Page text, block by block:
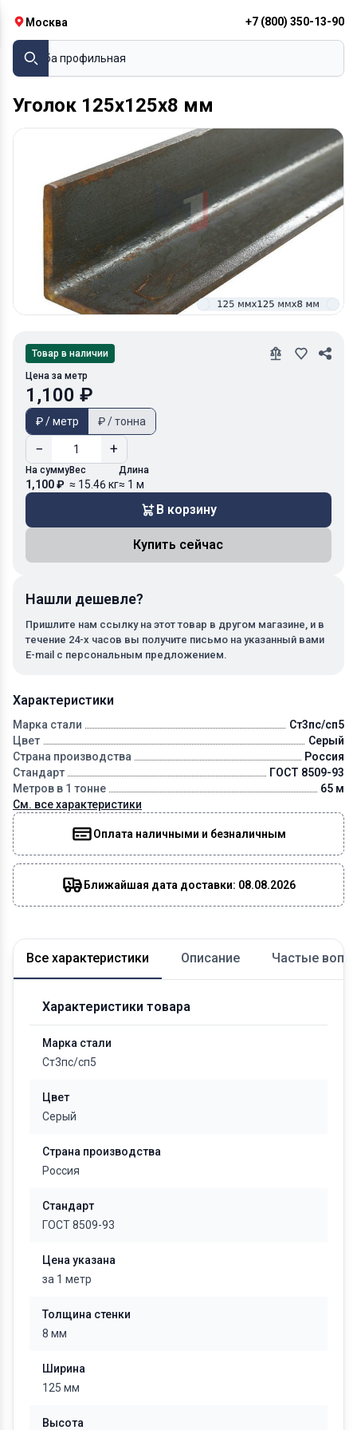
Москва +7 (800) 350-13-90
Труба профильная
Уголок 125х125х8 мм
Характеристики
Марка стали
Ст3пс/сп5
Цвет
Серый
Страна производства
Россия
Стандарт
ГОСТ 8509-93
Метров в 1 тонне
65 м
См. все характеристики
Оплата наличными и безналичным
Ближайшая дата доставки: 08.08.2026
Товар в наличии
Цена за метр
1,100 ₽
₽ / метр ₽ / тонна
− +
На сумму
1,100 ₽
Вес
≈ 15.46 кг
Длина
≈ 1 м
В корзину
Купить сейчас
Нашли дешевле?
Пришлите нам ссылку на этот товар в другом магазине, и в
течение 24-х часов вы получите письмо на указанный вами
E-mail с персональным предложением.
Все характеристики Описание Частые
Характеристики товара
Марка стали
Ст3пс/сп5
Цвет
Серый
Страна производства
Россия
Стандарт
ГОСТ 8509-93
Цена указана
за 1 метр
Толщина стенки
8 мм
Ширина
125 мм
Высота